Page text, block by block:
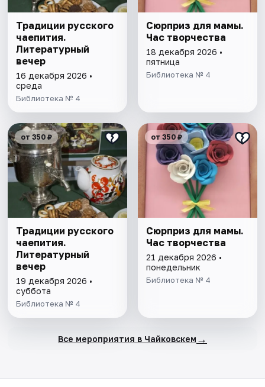
Традиции русского
чаепития.
Литературный
вечер
16 декабря 2026 •
среда
Библиотека № 4
Сюрприз для мамы.
Час творчества
18 декабря 2026 •
пятница
Библиотека № 4
от 350 ₽
Традиции русского
чаепития.
Литературный
вечер
19 декабря 2026 •
суббота
Библиотека № 4
от 350 ₽
Сюрприз для мамы.
Час творчества
21 декабря 2026 •
понедельник
Библиотека № 4
Все мероприятия в Чайковскем →